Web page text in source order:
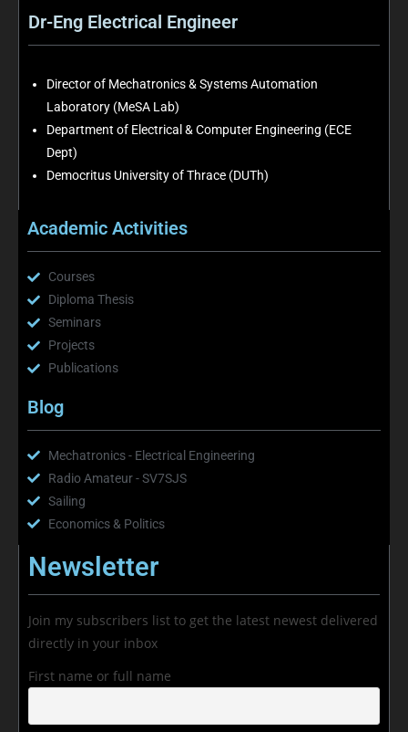
Dr-Eng Electrical Engineer
Director of Mechatronics & Systems Automation
Laboratory (MeSA Lab)
Department of Electrical & Computer Engineering (ECE
Dept)
Democritus University of Thrace (DUTh)
Academic Activities
Courses
Diploma Thesis
Seminars
Projects
Publications
Blog
Mechatronics - Electrical Engineering
Radio Amateur - SV7SJS
Sailing
Economics & Politics
Newsletter
Join my subscribers list to get the latest newest delivered
directly in your inbox
First name or full name